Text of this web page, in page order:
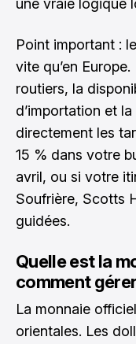
une vraie logique
Point important :
vite qu’en
routiers, la
d’importation et
directement les
15 % dans votre
avril, ou si votre
Soufrière, Scotts
guidées.
Quelle est la
comment
La monnaie
orientales. Les